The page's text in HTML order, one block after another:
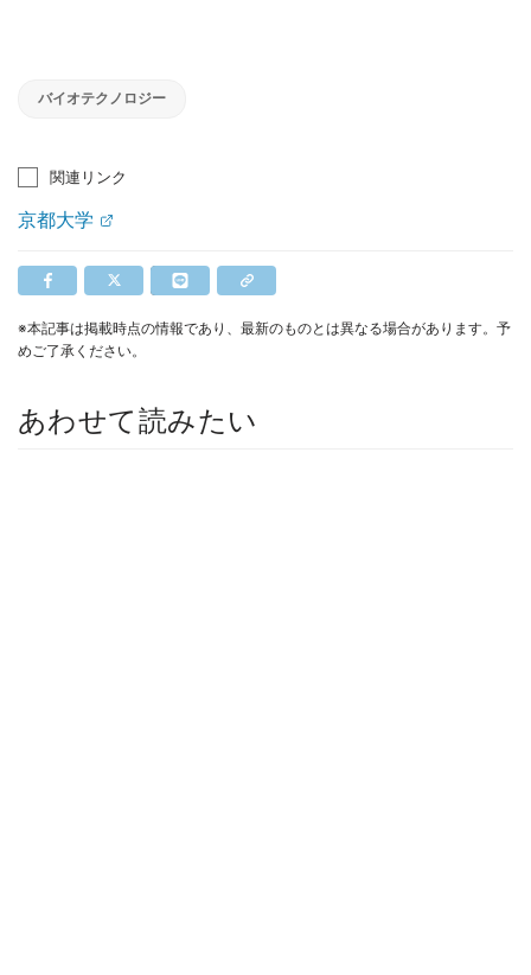
バイオテクノロジー
関連リンク
京都大学
※本記事は掲載時点の情報であり、最新のものとは異なる場合があります。予
めご了承ください。
あわせて読みたい